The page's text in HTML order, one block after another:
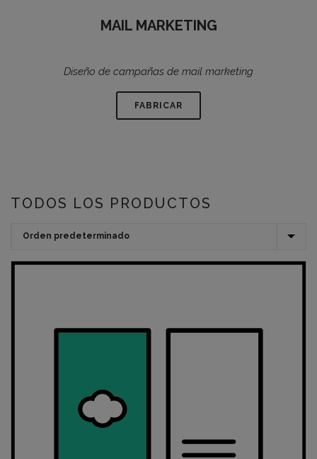
MAIL MARKETING
Diseño de campañas de mail marketing
FABRICAR
TODOS LOS PRODUCTOS